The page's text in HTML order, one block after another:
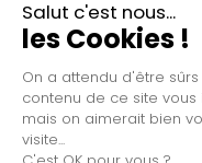
Salut c'est nous...
les Cookies !
On a attendu d'être
contenu de ce site
mais on aimerait bien
visite...